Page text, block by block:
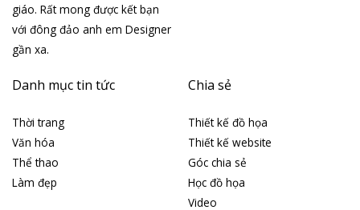
giáo. Rất mong được kết bạn
với đông đảo anh em Designer
gần xa.
Danh mục tin tức
Thời trang
Văn hóa
Thể thao
Làm đẹp
Chia sẻ
Thiết kế đồ họa
Thiết kế website
Góc chia sẻ
Học đồ họa
Video